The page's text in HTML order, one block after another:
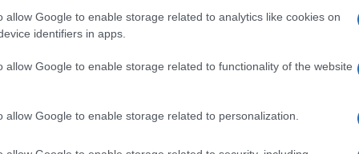
allow Google to enable storage related to analytics like cookies on
identifiers in apps.
allow Google to enable storage related to functionality of the website
allow Google to enable storage related to personalization.
per continuare ad educare al bello, all’arte, alla
rapidamente proposti sulle piattaforme
in particolare, hanno risposto bene e trovano
attivamente collegati al loro pubblico e
visitatori, anche attraverso la sperimentazione
Il